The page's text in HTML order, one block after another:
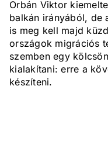
Orbán Viktor
balkán irányából, de
is meg kell majd
országok migrációs
szemben egy
kialakítani: erre a
készíteni.